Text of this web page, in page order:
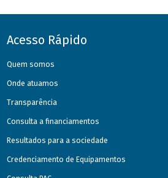
Acesso Rápido
Quem somos
Onde atuamos
Transparência
Consulta a financiamentos
Resultados para a sociedade
Credenciamento de Equipamentos